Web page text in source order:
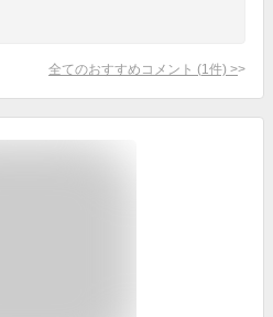
全てのおすすめコメント (1 件) >